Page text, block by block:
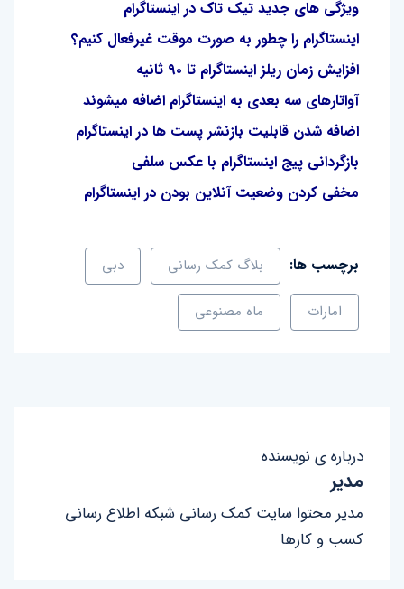
ویژگی های جدید تیک تاک در اینستاگرام
اینستاگرام را چطور به صورت موقت غیرفعال کنیم؟
افزایش زمان ریلز اینستاگرام تا ۹۰ ثانیه
آواتارهای سه بعدی به اینستاگرام اضافه میشوند
اضافه شدن قابلیت بازنشر پست ها در اینستاگرام
بازگردانی پیج اینستاگرام با عکس سلفی
مخفی کردن وضعیت آنلاین بودن در اینستاگرام
برچسب ها: بلاگ کمک رسانی دبی
امارات ماه مصنوعی
درباره ی نویسنده
مدیر
مدیر محتوا سایت کمک رسانی شبکه اطلاع رسانی
کسب و کارها